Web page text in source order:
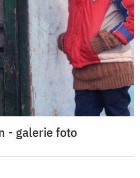
- galerie foto